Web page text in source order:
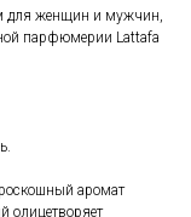
для женщин и мужчин,
парфюмерии Lattafa
аромат
олицетворяет